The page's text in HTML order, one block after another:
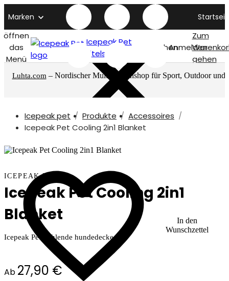
Marken
öffnen
das
Menü
Icepeak Pet
titelseite
SuchenAnmelden
Zum
gehen
Luhta.com – Nordischer Multimarkenshop für Sport, Outdoor und
Icepeak pet Produkte
Accessoires
Icepeak Pet Cooling 2in1 Blanket
In den
Wunschzettel
ICEPEAK PET
Icepeak Pet Cooling 2in1
Blanket
Icepeak Pet kühlende hundedecke
Ab 27,90 €